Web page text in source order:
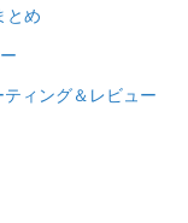
とめ
ィング＆レビュー